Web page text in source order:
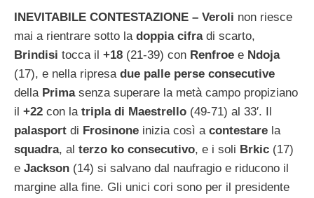
INEVITABILE CONTESTAZIONE – Veroli non riesce
mai a rientrare sotto la doppia cifradi scarto,
Brindisi tocca il +18 (21-39) con Renfroe e Ndoja
(17), e nella ripresa due palle perse consecutive
della Primasenza superare la metà campo propiziano
il +22 con la tripla di Maestrello (49-71) al 33′. Il
palasport di Frosinone inizia così a contestare la
squadra, al terzo ko consecutivo, e i soli Brkic (17)
e Jackson (14) si salvano dal naufragio e riducono il
margine alla fine. Gli unici cori sono per il presidente